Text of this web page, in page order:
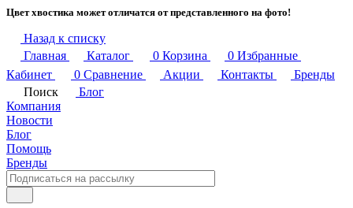
Цвет хвостика может отличатся от представленного на фото!
Назад к списку
Главная
Каталог 0 Корзина 0 Избранные
Кабинет
0 Сравнение Акции Контакты
Бренды
Поиск
Блог
Компания
Новости
Блог
Помощь
Бренды